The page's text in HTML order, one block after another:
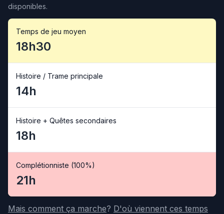
disponibles.
Temps de jeu moyen
18h30
Histoire / Trame principale
14h
Histoire + Quêtes secondaires
18h
Complétionniste (100%)
21h
Mais comment ça marche? D'où viennent ces temps